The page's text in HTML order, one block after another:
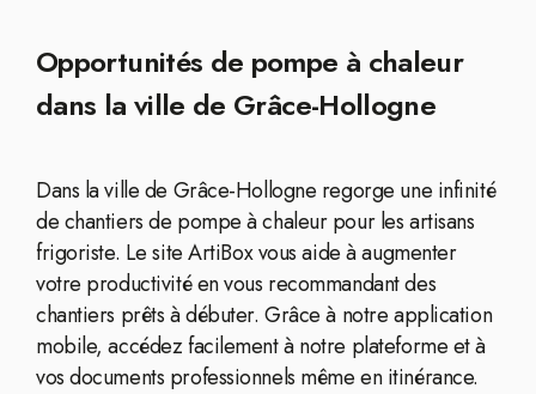
Opportunités de pompe à chaleur
dans la ville de Grâce-Hollogne
Dans la ville de Grâce-Hollogne regorge une infinité
de chantiers de pompe à chaleur pour les artisans
frigoriste. Le site ArtiBox vous aide à augmenter
votre productivité en vous recommandant des
chantiers prêts à débuter. Grâce à notre application
mobile, accédez facilement à notre plateforme et à
vos documents professionnels même en itinérance.